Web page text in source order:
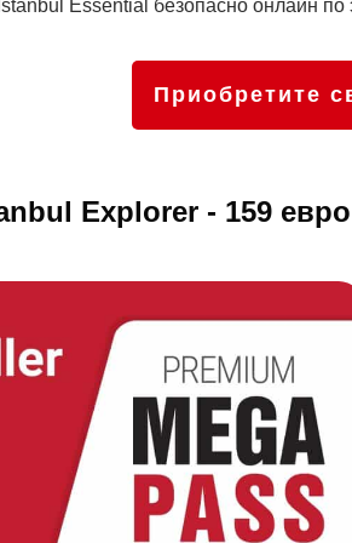
Essential безопасно онлайн по
Приобретите
Explorer - 159 евро